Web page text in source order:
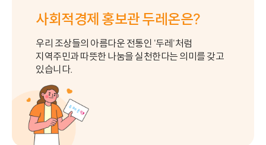
사회적경제 홍보관 두레온은?
우리 조상들의 아름다운 전통인 '두레'처럼
지역주민과 따뜻한 나눔을 실천한다는 의미를 갖고
있습니다.